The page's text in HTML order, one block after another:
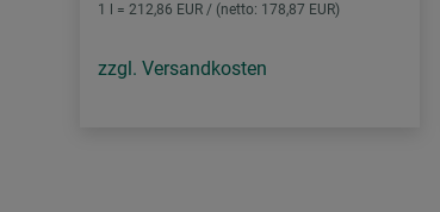
1 l = 212,86 EUR / (netto: 178,87 EUR)
zzgl. Versandkosten